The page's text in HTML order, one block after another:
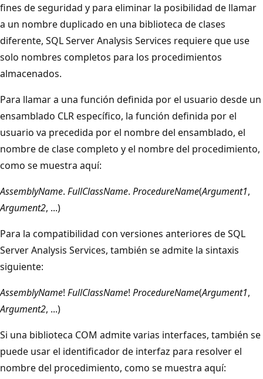
fines de seguridad y para eliminar la posibilidad de llamar
a un nombre duplicado en una biblioteca de clases
diferente, SQL Server Analysis Services requiere que use
solo nombres completos para los procedimientos
almacenados.
Para llamar a una función definida por el usuario desde un
ensamblado CLR específico, la función definida por el
usuario va precedida por el nombre del ensamblado, el
nombre de clase completo y el nombre del procedimiento,
como se muestra aquí:
AssemblyName. FullClassName. ProcedureName(Argument1,
Argument2, ...)
Para la compatibilidad con versiones anteriores de SQL
Server Analysis Services, también se admite la sintaxis
siguiente:
AssemblyName! FullClassName! ProcedureName(Argument1,
Argument2, ...)
Si una biblioteca COM admite varias interfaces, también se
puede usar el identificador de interfaz para resolver el
nombre del procedimiento, como se muestra aquí: